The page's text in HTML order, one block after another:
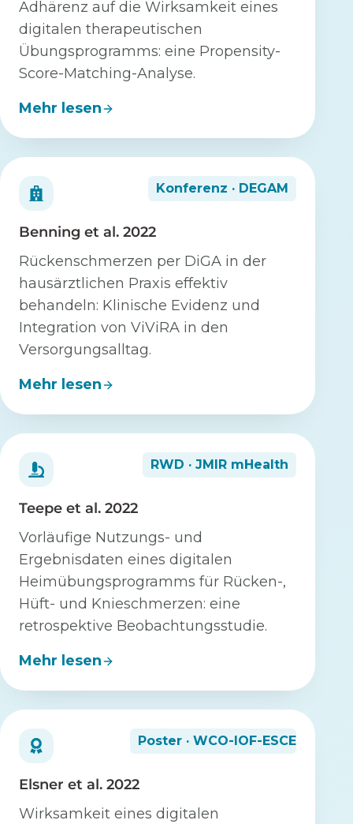
Adhärenz auf die Wirksamkeit eines
digitalen therapeutischen
Übungsprogramms: eine Propensity-
Score-Matching-Analyse.
Mehr lesen
Konferenz · DEGAM
Benning et al. 2022
Rückenschmerzen per DiGA in der
hausärztlichen Praxis effektiv
behandeln: Klinische Evidenz und
Integration von ViViRA in den
Versorgungsalltag.
Mehr lesen
RWD · JMIR mHealth
Teepe et al. 2022
Vorläufige Nutzungs- und
Ergebnisdaten eines digitalen
Heimübungsprogramms für Rücken-,
Hüft- und Knieschmerzen: eine
retrospektive Beobachtungsstudie.
Mehr lesen
Poster · WCO-IOF-ESCEO
Elsner et al. 2022
Wirksamkeit eines digitalen